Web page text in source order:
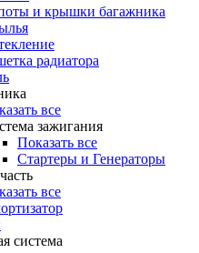
и крышки багажника
радиатора
все
зажигания
Показать все
Стартеры и Генераторы
все
система